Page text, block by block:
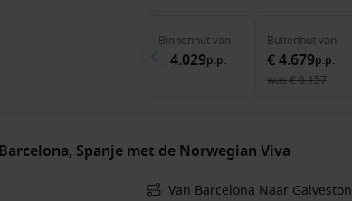
Binnenhutvan
€ 4.029p.p.
Buitenhutvan
€ 4.679p.p.
was€ 6.157
Spanje met de Norwegian Viva
Van Barcelona Naar Galveston